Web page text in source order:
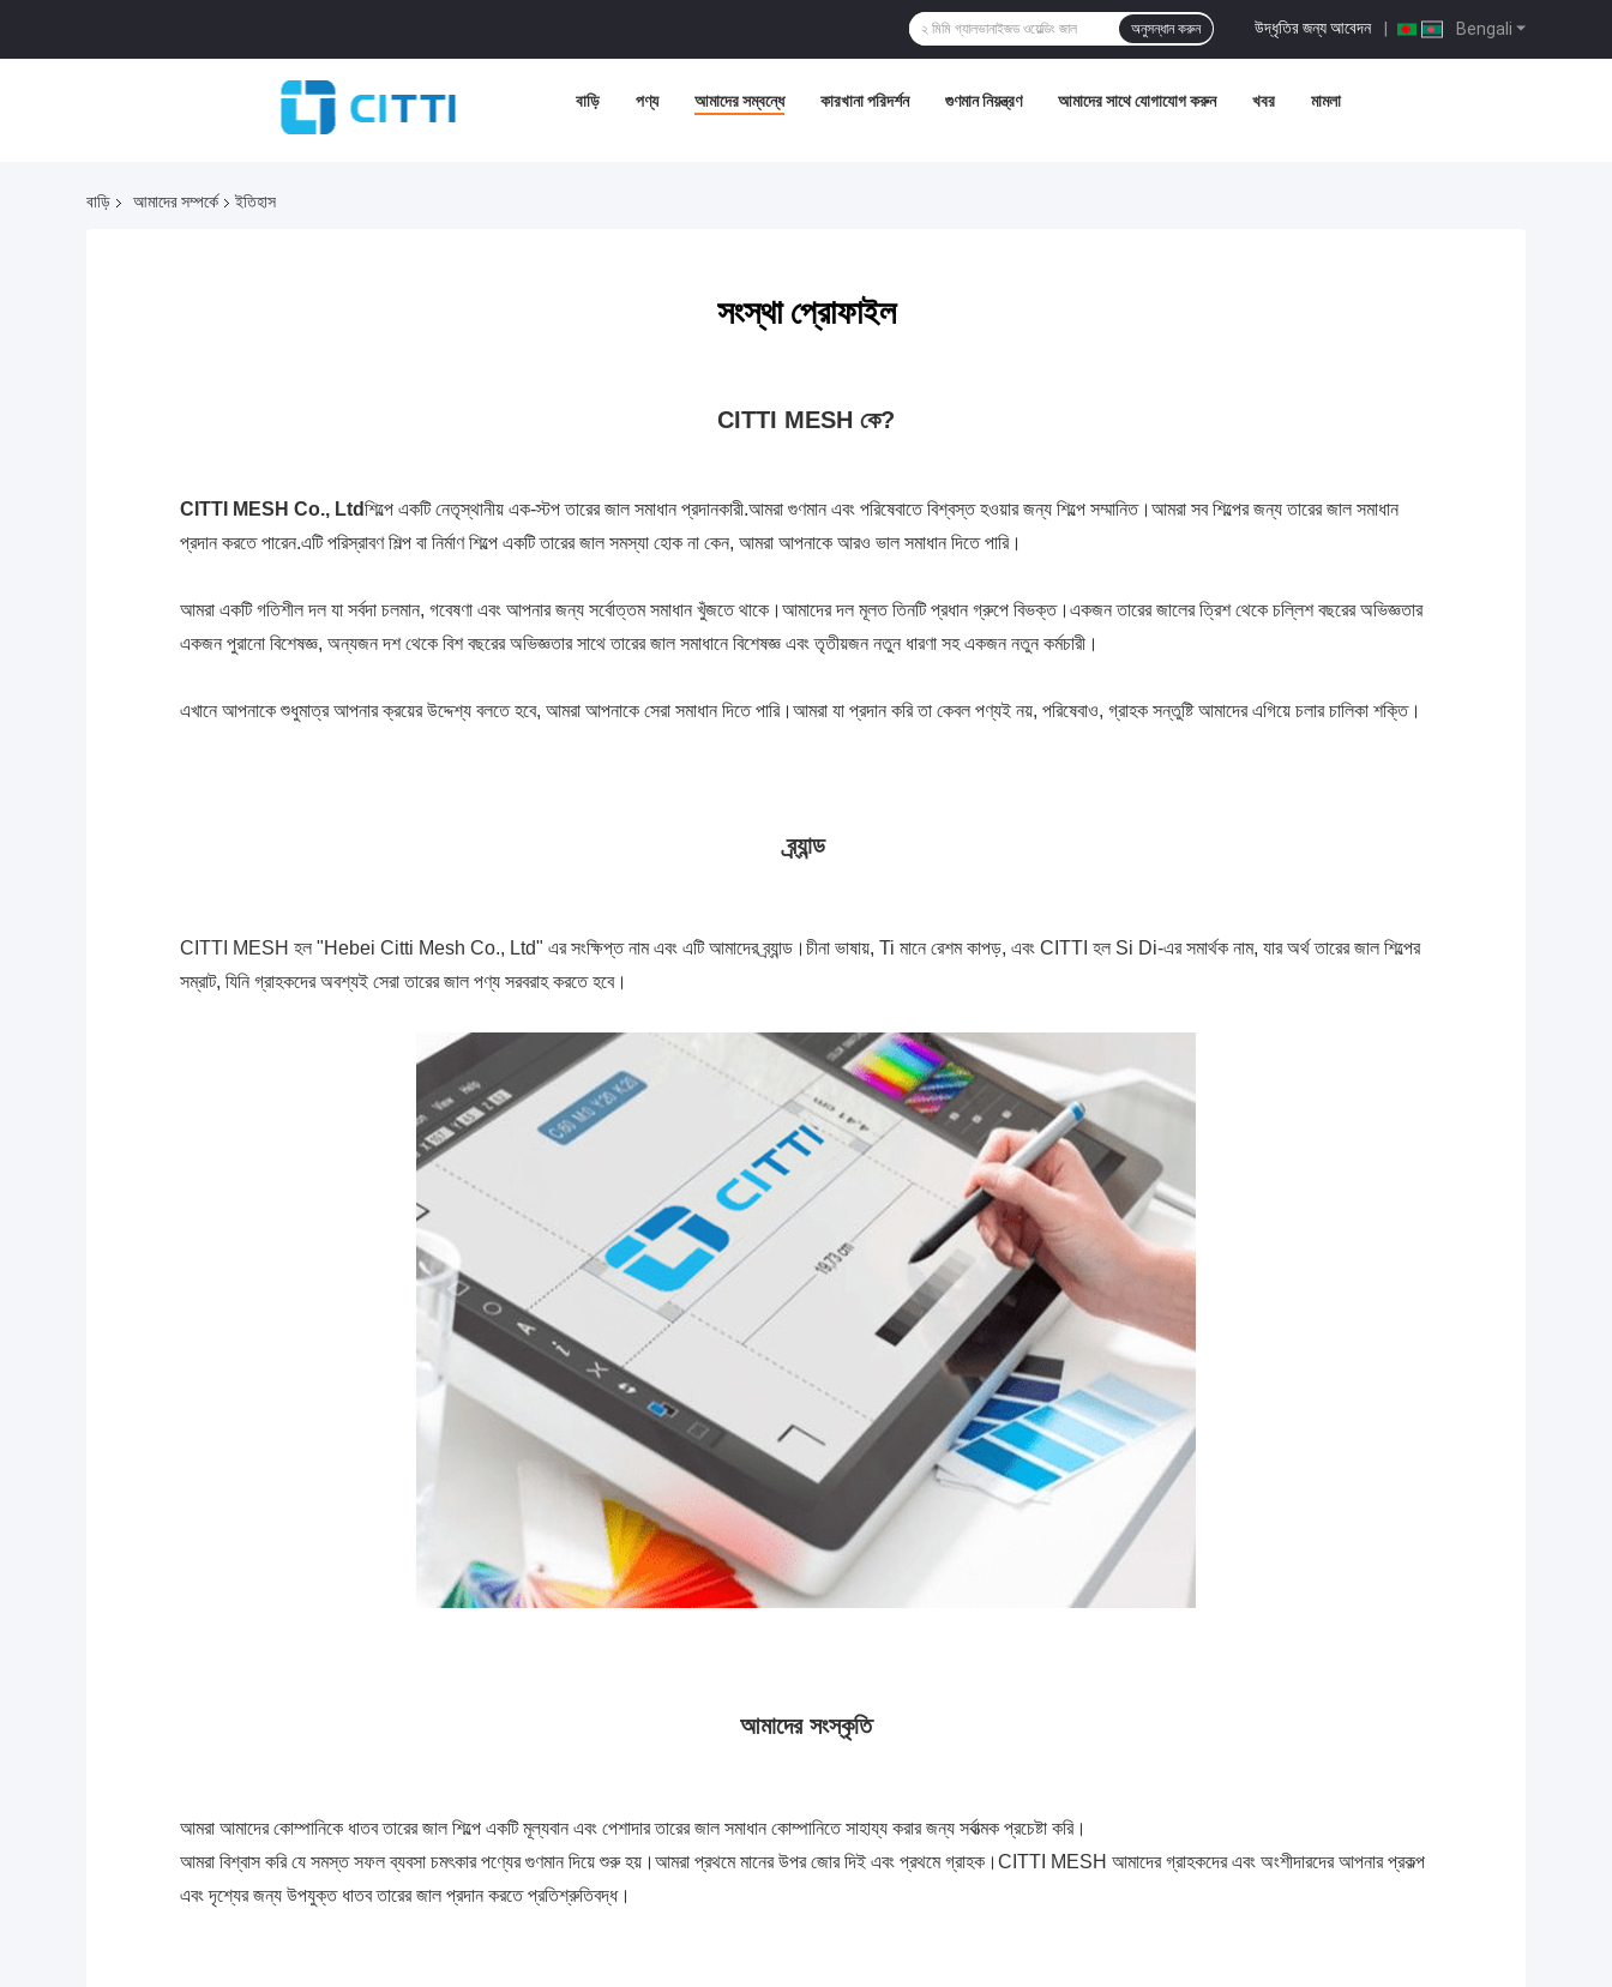
Bengali
উদ্ধৃতির জন্য আবেদন |
অনুসন্ধান করুন
বাড়ি পণ্য আমাদের সম্বন্ধে কারখানা পরিদর্শন গুণমান নিয়ন্ত্রণ আমাদের সাথে যোগাযোগ করুন খবর মামলা
বাড়ি আমাদের সম্পর্কে ইতিহাস
সংস্থা প্রোফাইল
CITTI MESH কে?
CITTI MESH Co., Ltdশিল্পে একটি নেতৃস্থানীয় এক-স্টপ তারের জাল সমাধান প্রদানকারী.আমরা গুণমান এবং পরিষেবাতে বিশ্বস্ত হওয়ার জন্য শিল্পে সম্মানিত।আমরা সব শিল্পের জন্য তারের জাল সমাধান
প্রদান করতে পারেন.এটি পরিস্রাবণ শিল্প বা নির্মাণ শিল্পে একটি তারের জাল সমস্যা হোক না কেন, আমরা আপনাকে আরও ভাল সমাধান দিতে পারি।
আমরা একটি গতিশীল দল যা সর্বদা চলমান, গবেষণা এবং আপনার জন্য সর্বোত্তম সমাধান খুঁজতে থাকে।আমাদের দল মূলত তিনটি প্রধান গ্রুপে বিভক্ত।একজন তারের জালের ত্রিশ থেকে চল্লিশ বছরের অভিজ্ঞতার
একজন পুরানো বিশেষজ্ঞ, অন্যজন দশ থেকে বিশ বছরের অভিজ্ঞতার সাথে তারের জাল সমাধানে বিশেষজ্ঞ এবং তৃতীয়জন নতুন ধারণা সহ একজন নতুন কর্মচারী।
এখানে আপনাকে শুধুমাত্র আপনার ক্রয়ের উদ্দেশ্য বলতে হবে, আমরা আপনাকে সেরা সমাধান দিতে পারি।আমরা যা প্রদান করি তা কেবল পণ্যই নয়, পরিষেবাও, গ্রাহক সন্তুষ্টি আমাদের এগিয়ে চলার চালিকা শক্তি।
ব্র্যান্ড
CITTI MESH হল "Hebei Citti Mesh Co., Ltd" এর সংক্ষিপ্ত নাম এবং এটি আমাদের ব্র্যান্ড।চীনা ভাষায়, Ti মানে রেশম কাপড়, এবং CITTI হল Si Di-এর সমার্থক নাম, যার অর্থ তারের জাল শিল্পের
সম্রাট, যিনি গ্রাহকদের অবশ্যই সেরা তারের জাল পণ্য সরবরাহ করতে হবে।
আমাদের সংস্কৃতি
আমরা আমাদের কোম্পানিকে ধাতব তারের জাল শিল্পে একটি মূল্যবান এবং পেশাদার তারের জাল সমাধান কোম্পানিতে সাহায্য করার জন্য সর্বাত্মক প্রচেষ্টা করি।
আমরা বিশ্বাস করি যে সমস্ত সফল ব্যবসা চমৎকার পণ্যের গুণমান দিয়ে শুরু হয়।আমরা প্রথমে মানের উপর জোর দিই এবং প্রথমে গ্রাহক।CITTI MESH আমাদের গ্রাহকদের এবং অংশীদারদের আপনার প্রকল্প
এবং দৃশ্যের জন্য উপযুক্ত ধাতব তারের জাল প্রদান করতে প্রতিশ্রুতিবদ্ধ।